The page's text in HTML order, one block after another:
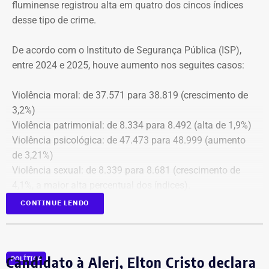
Além disso, o tribunal aprovou a expedição de ofício com
cópia integral do processo ao Ministério Público do
apuração de possíveis ilícitos nas esferas cível e criminal,
e à Secretaria de Regime Próprio e Complementar do
fluminense registrou alta em quatro dos cincos índices
desse tipo de crime.
De acordo com o Instituto de Segurança Pública (ISP),
entre 2024 e 2025, houve aumento nos seguites casos:
Violência moral: de 37.571 para 38.819 (crescimento de
3,2%)
Violência patrimonial: de 8.334 para 8.492 (alta de 1,9%)
Violência psicológica: de 47.473 para 48.999 (aumento
de 3,21%)
Violência sexual: de 8.339 para 8.681 (crescimento de
A única estatística que apresentou queda foi a de
violência física, que passou de 43.743 em 2024 para
CONTINUE LENDO
POLÍTICA
Candidato à Alerj, Elton Cristo declara